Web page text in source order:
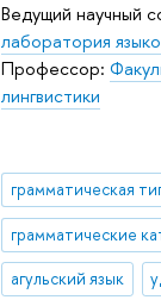
Ведущий научный
лаборатория
Профессор:
лингвистики
агульский язык